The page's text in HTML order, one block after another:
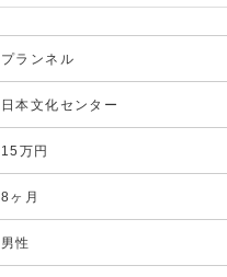
プランネル
日本文化センター
15万円
8ヶ月
男性